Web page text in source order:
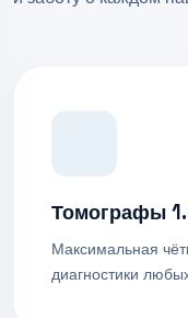
Томографы
Максимальная
диагностики